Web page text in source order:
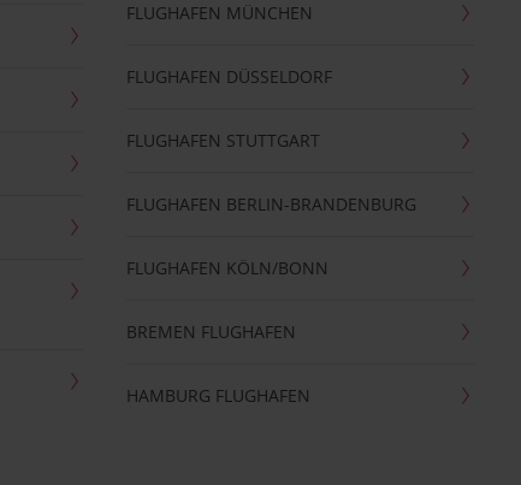
FLUGHAFEN MÜNCHEN
FLUGHAFEN DÜSSELDORF
FLUGHAFEN STUTTGART
FLUGHAFEN BERLIN-BRANDENBURG
FLUGHAFEN KÖLN/BONN
BREMEN FLUGHAFEN
HAMBURG FLUGHAFEN